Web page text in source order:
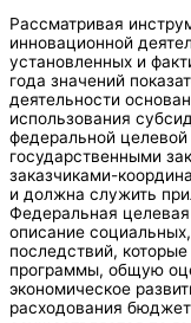
Рассматривая
инновационной
установленных и
года значений
деятельности
использования
федеральной
государственными
заказчиками-
и должна служить
Федеральная
описание
последствий,
программы, общую
экономическое
расходования